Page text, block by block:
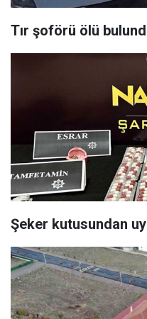
Tır şoförü ölü
Şeker kutusundan